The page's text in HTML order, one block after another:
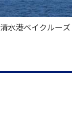
清水港ベイクルー